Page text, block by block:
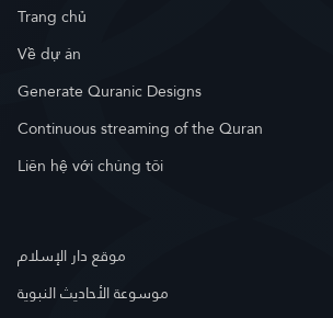
Trang chủ
Về dự án
Generate Quranic Designs
Continuous streaming of the Quran
Liên hệ với chúng tôi
موقع دار الإسلام
موسوعة الأحاديث النبوية